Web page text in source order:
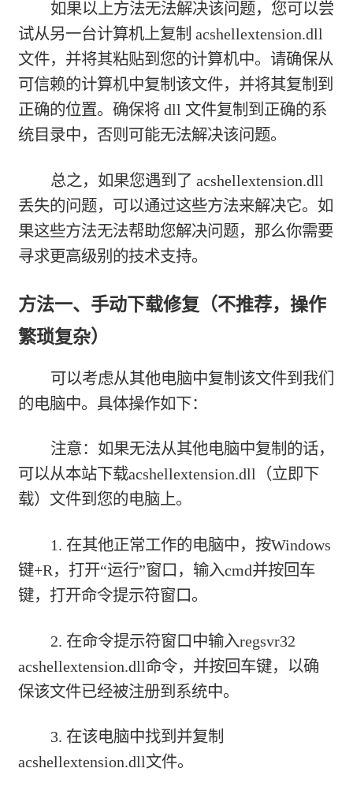
如果以上方法无法解决该问题，您可以尝
试从另一台计算机上复制 acshellextension.dll
文件，并将其粘贴到您的计算机中。请确保从
可信赖的计算机中复制该文件，并将其复制到
正确的位置。确保将 dll 文件复制到正确的系
统目录中，否则可能无法解决该问题。
总之，如果您遇到了 acshellextension.dll
丢失的问题，可以通过这些方法来解决它。如
果这些方法无法帮助您解决问题，那么你需要
寻求更高级别的技术支持。
方法一、手动下载修复（不推荐，操作
繁琐复杂）
可以考虑从其他电脑中复制该文件到我们
的电脑中。具体操作如下：
注意：如果无法从其他电脑中复制的话，
可以从本站下载acshellextension.dll（立即下
载） 文件到您的电脑上。
1. 在其他正常工作的电脑中，按Windows
键+R，打开“运行”窗口，输入cmd并按回车
键，打开命令提示符窗口。
2. 在命令提示符窗口中输入regsvr32
acshellextension.dll命令，并按回车键，以确
保该文件已经被注册到系统中。
3. 在该电脑中找到并复制
acshellextension.dll文件。